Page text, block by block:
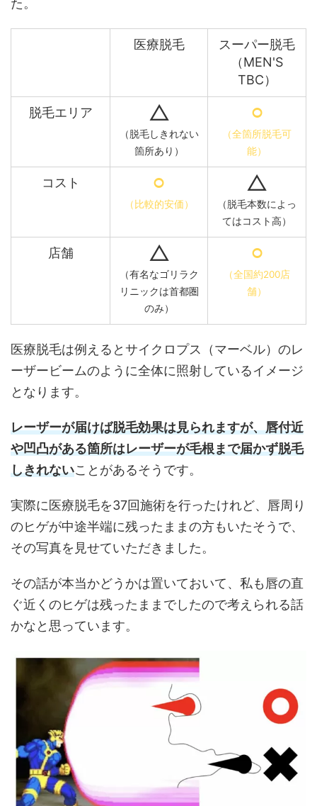
医療脱毛
スーパー脱毛
（MEN'S
TBC）
脱毛エリア △
（脱毛しきれない
箇所あり）
⚪︎
（全箇所脱毛可
能）
コスト ⚪︎
（比較的安価）
△
（脱毛本数によっ
てはコスト高）
店舗 △
（有名なゴリラク
リニックは首都圏
のみ）
⚪︎
（全国約200店
舗）
医療脱毛は例えるとサイクロプス（マーベル）のレ
ーザービームのように全体に照射しているイメージ
となります。
レーザーが届けば脱毛効果は見られますが、唇付近
や凹凸がある箇所はレーザーが毛根まで届かず脱毛
しきれないことがあるそうです。
実際に医療脱毛を37回施術を行ったけれど、唇周り
のヒゲが中途半端に残ったままの方もいたそうで、
その写真を見せていただきました。
その話が本当かどうかは置いておいて、私も唇の直
ぐ近くのヒゲは残ったままでしたので考えられる話
かなと思っています。